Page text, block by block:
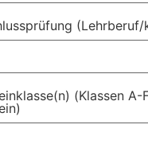
(Lehrberuf/
(Klassen A-